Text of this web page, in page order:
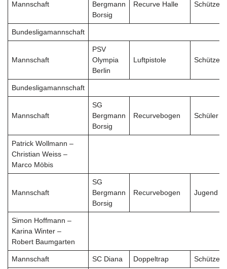
Mannschaft
Bergmann
Borsig
Recurve Halle Schützen
Bundesligamannschaft
Mannschaft
PSV
Olympia
Berlin
Luftpistole Schützen
Bundesligamannschaft
Mannschaft
SG
Bergmann
Borsig
Recurvebogen Schüler
Patrick Wollmann –
Christian Weiss –
Marco Möbis
Mannschaft
SG
Bergmann
Borsig
Recurvebogen Jugend
Simon Hoffmann –
Karina Winter –
Robert Baumgarten
Mannschaft SC Diana Doppeltrap Schützen